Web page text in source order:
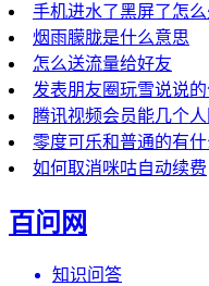
手机进水了黑屏了怎
烟雨朦胧是什么意思
怎么送流量给好友
发表朋友圈玩雪说说
腾讯视频会员能几个
零度可乐和普通的有什
如何取消咪咕自动续费
百问网
知识问答